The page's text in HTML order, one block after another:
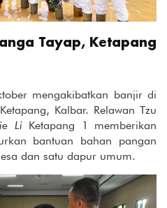
Tayap, Ketapang
mengakibatkan banjir di
Kalbar. Relawan Tzu
LiKetapang 1 memberikan
bantuan bahan pangan
dan satu dapur umum.